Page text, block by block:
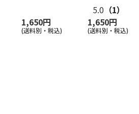
1,650円
(送料別・税込)
5.0 （1）
1,650円
(送料別・税込)